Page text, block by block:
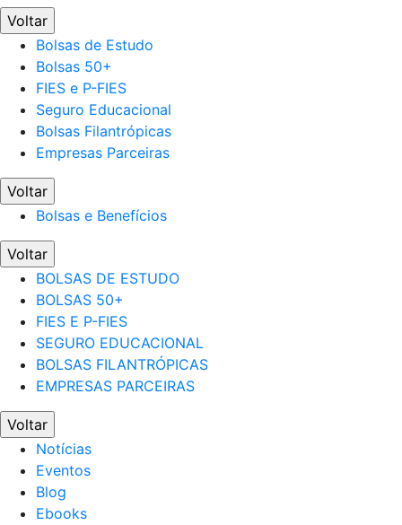
Voltar
Bolsas de Estudo
Bolsas 50+
FIES e P-FIES
Seguro Educacional
Bolsas Filantrópicas
Empresas Parceiras
Voltar
Bolsas e Benefícios
Voltar
BOLSAS DE ESTUDO
BOLSAS 50+
FIES E P-FIES
SEGURO EDUCACIONAL
BOLSAS FILANTRÓPICAS
EMPRESAS PARCEIRAS
Voltar
Notícias
Eventos
Blog
Ebooks